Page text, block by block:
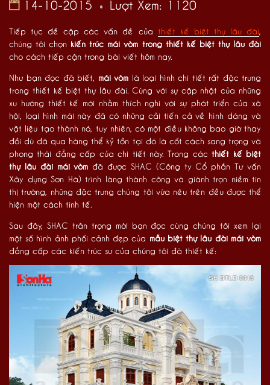
14-10-2015 Lượt Xem: 1120
Tiếp tục đề cập các vấn đề của thiết kế biệt thự lâu đài
chúng tôi chọn kiến trúc mái vòm trong thiết kế biệt thự lâu đài
cho cách tiếp cận trong bài viết hôm nay.
Như bạn đọc đã biết, mái vòm là loại hình chi tiết rất đặc trưng
trong thiết kế biệt thự lâu đài. Cùng với sự cập nhật của những
xu hướng thiết kế mới nhằm thích nghi với sự phát triển của xã
hội, loại hình mái này đã có những cải tiến cả về hình dáng và
vật liệu tạo thành nó, tuy nhiên, có một điều không bao giờ thay
đồi dù đã qua hàng thể kỷ tồn tại đó là cốt cách sang trọng và
phong thái đẳng cấp của chi tiết này. Trong cácthiết kế biệt
thự lâu đài mái vòmđã được SHAC (Công ty Cổ phần Tư vấn
Xây dựng Sơn Hà) trình làng thành công và giành trọn niềm tin
thị trường, những đặc trưng chúng tôi vừa nêu trên đều được thể
hiện một cách tinh tế.
Sau đây, SHAC trân trọng mời bạn đọc cùng chúng tôi xem lại
một số hình ảnh phối cảnh đẹp của mẫu biệt thự lâu đài mái vòm
đẳng cấp các kiến trúc sư của chúng tôi đã thiết kế: